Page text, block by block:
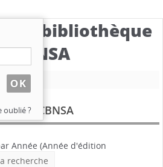
la bibliothèque
CBNSA
par le CBNSA
Année (Année d'édition
recherche
oublié ?